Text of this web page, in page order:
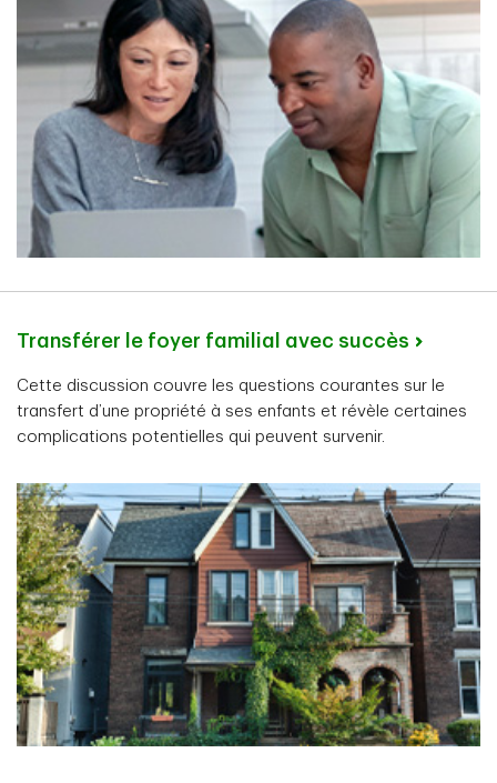
Transférer le foyer familial avec succès
Cette discussion couvre les questions courantes sur le
transfert d’une propriété à ses enfants et révèle certaines
complications potentielles qui peuvent survenir.